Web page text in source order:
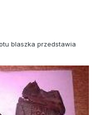
blaszka przedstawia